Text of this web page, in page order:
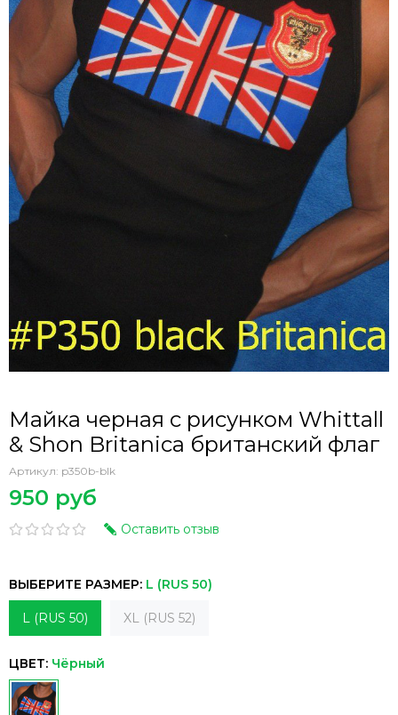
Майка черная с рисунком Whittall
& Shon Britanica британский флаг
Артикул: p350b-blk
950 руб
Оставить отзыв
ВЫБЕРИТЕ РАЗМЕР: L (RUS 50)
L (RUS 50) XL (RUS 52)
ЦВЕТ: Чёрный